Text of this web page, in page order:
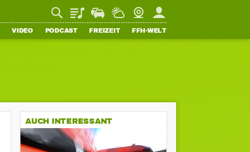
PlaylistStaupilotWetterWebcamMein FFH
VIDEO PODCAST FREIZEIT FFH-WELT
AUCH INTERESSANT